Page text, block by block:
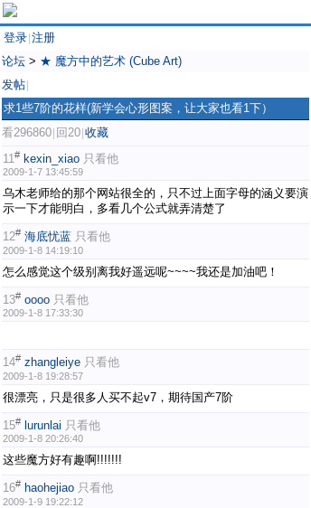
登录 注册
论坛 > ★ 魔方中的艺术 (Cube Art)
发帖
求1些7阶的花样(新学会心形图案，让大家也看1下）
看296860 回20 收藏
11# kexin_xiao 只看他
2009-1-7 13:45:59
乌木老师给的那个网站很全的，只不过上面字母的涵义要演
示一下才能明白，多看几个公式就弄清楚了
12# 海底忧蓝 只看他
2009-1-8 14:19:10
怎么感觉这个级别离我好遥远呢~~~~我还是加油吧！
13# oooo 只看他
2009-1-8 17:33:30
14# zhangleiye 只看他
2009-1-8 19:28:57
很漂亮，只是很多人买不起v7，期待国产7阶
15# lurunlai 只看他
2009-1-8 20:26:40
这些魔方好有趣啊!!!!!!!
16# haohejiao 只看他
2009-1-9 19:22:12